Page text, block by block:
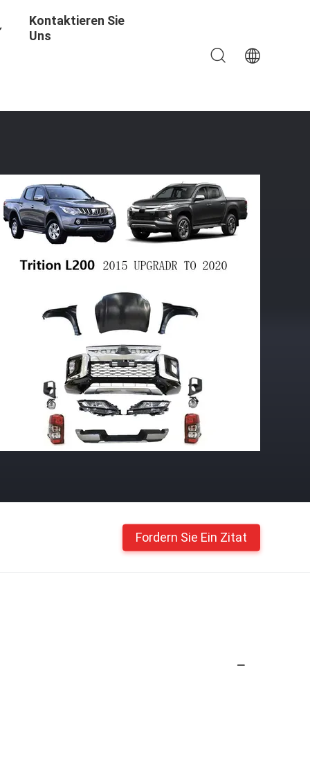
Kontaktieren Sie
Uns
Fordern Sie Ein Zitat